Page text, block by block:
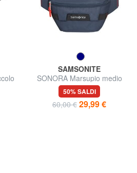
SAMSONITE
SONORA Marsupio medio
50% SALDI
60,00 € 29,99 €